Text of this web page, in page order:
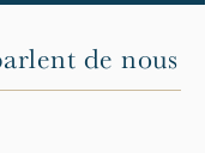
de nous